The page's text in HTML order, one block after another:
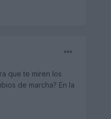
que te miren los
de marcha? En la